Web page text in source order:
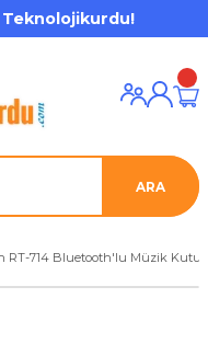
Teknolojikurdu!
ARA
RT-714 Bluetooth'lu Müzik